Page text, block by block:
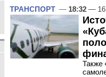
ТРАНСПОРТ — 18:32 —
Также